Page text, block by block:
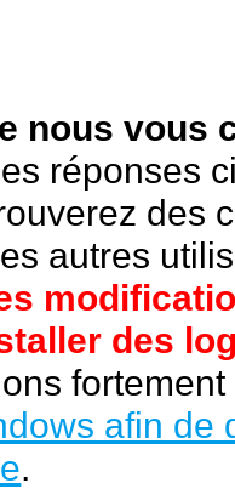
nous vous
réponses
des
autres
des
afin de
.